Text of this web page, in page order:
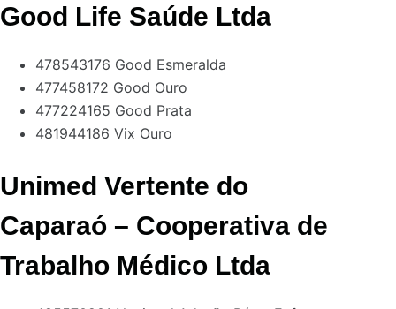
Good Life Saúde Ltda
478543176 Good Esmeralda
477458172 Good Ouro
477224165 Good Prata
481944186 Vix Ouro
Unimed Vertente do
Caparaó – Cooperativa de
Trabalho Médico Ltda